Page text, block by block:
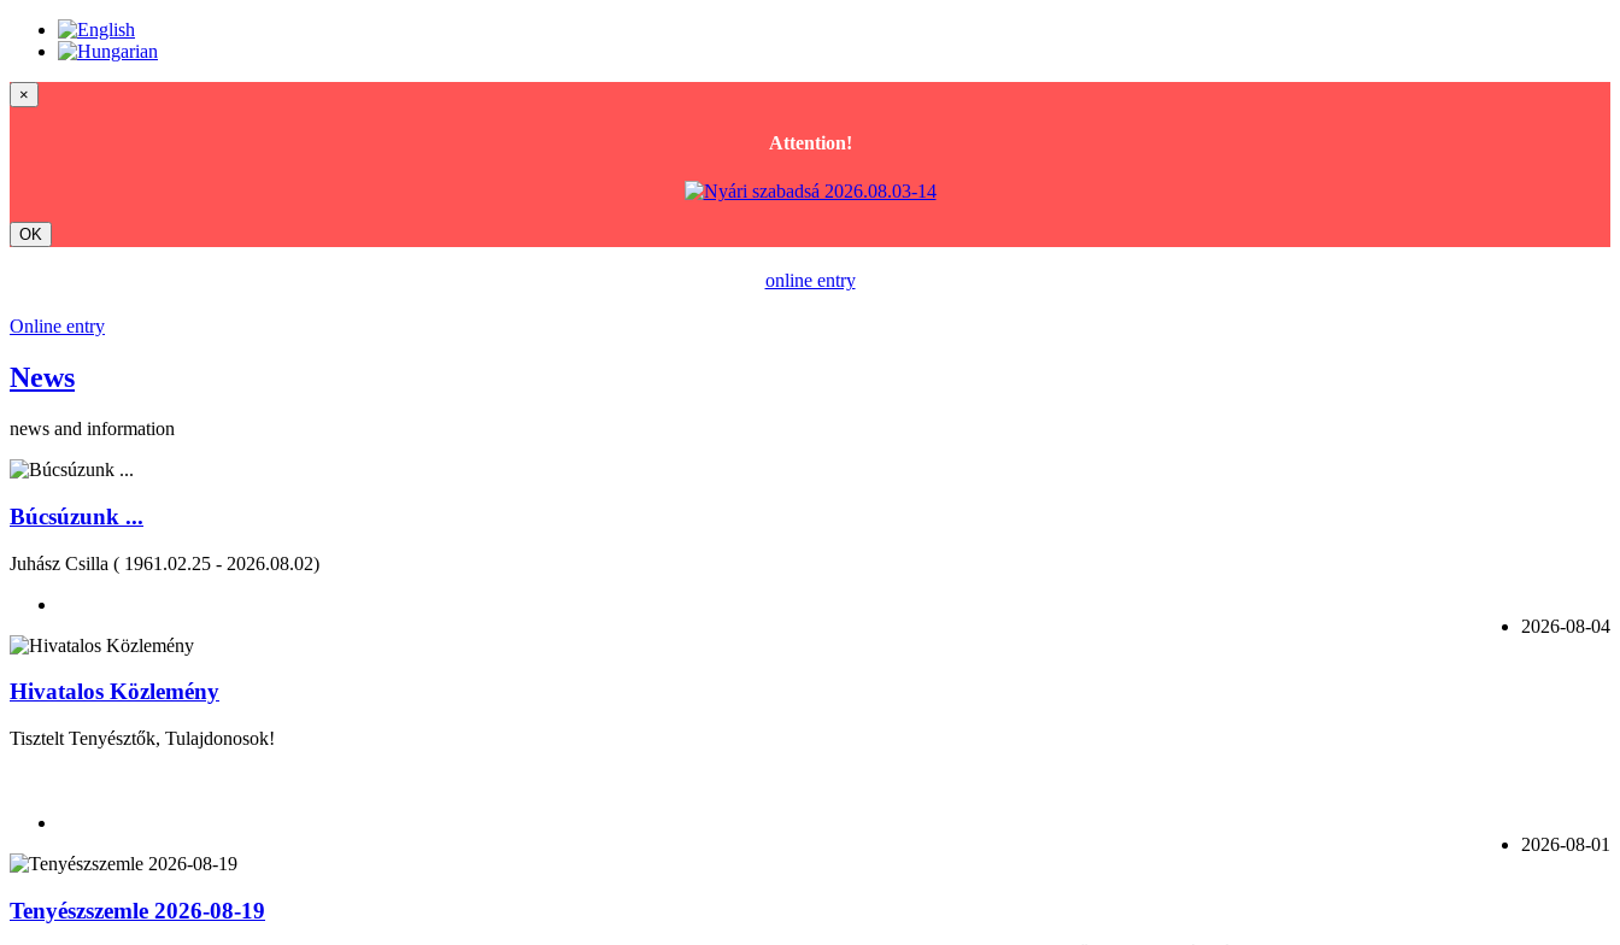
×
Attention!
OK
online entry
Online entry
News
news and information
Búcsúzunk ...
Juhász Csilla ( 1961.02.25 - 2026.08.02)
2026-08-04
Hivatalos Közlemény
Tisztelt Tenyésztők, Tulajdonosok!
2026-08-01
Tenyészszemle 2026-08-19